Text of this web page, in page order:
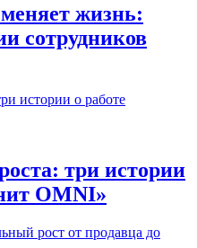
жизнь:
сотрудников
три истории
OMNI»